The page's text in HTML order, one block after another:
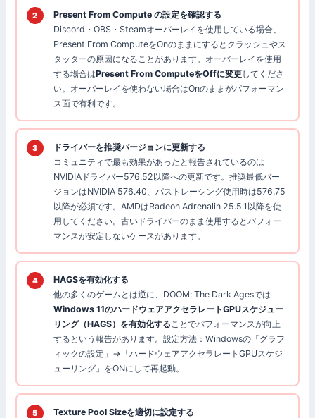
Present From Compute の設定を確認する
Discord・OBS・Steamオーバーレイを使用している場合、
Present From ComputeをOnのままにするとクラッシュやス
タッターの原因になることがあります。オーバーレイを使用
する場合はPresent From ComputeをOffに変更してくださ
い。オーバーレイを使わない場合はOnのままがパフォーマン
ス面で有利です。
ドライバーを推奨バージョンに更新する
コミュニティで最も効果があったと報告されているのは
NVIDIAドライバー576.52以降への更新です。推奨最低バー
ジョンはNVIDIA 576.40、パストレーシング使用時は576.75
以降が必須です。AMDはRadeon Adrenalin 25.5.1以降を使
用してください。古いドライバーのまま使用するとパフォー
マンスが安定しないケースがあります。
HAGSを有効化する
他の多くのゲームとは逆に、DOOM: The Dark Agesでは
Windows 11のハードウェアアクセラレートGPUスケジュー
リング（HAGS）を有効化する ことでパフォーマンスが向上
するという報告があります。設定方法：Windowsの「グラフ
ィックの設定」→「ハードウェアアクセラレートGPUスケジ
ューリング」をONにして再起動。
Texture Pool Sizeを適切に設定する